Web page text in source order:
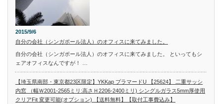
2015/9/6
自分の会社（シンガポール法人）のオフィスに来てみました。
自分の会社（シンガポール法人）のオフィスに来てみました。 といってもシ
ェアオフィスなんですが！ …
【埼玉県南部・東京都23区限定】YKKap プラマードU 【25624】 二重サッシ
内窓 （幅Ｗ2001-2565ミリ:高さＨ2206-2400ミリ) シングルガラス5mm厚使用
クリアFit 変更可能(オプション) 【送料無料】【取付工事費込み】